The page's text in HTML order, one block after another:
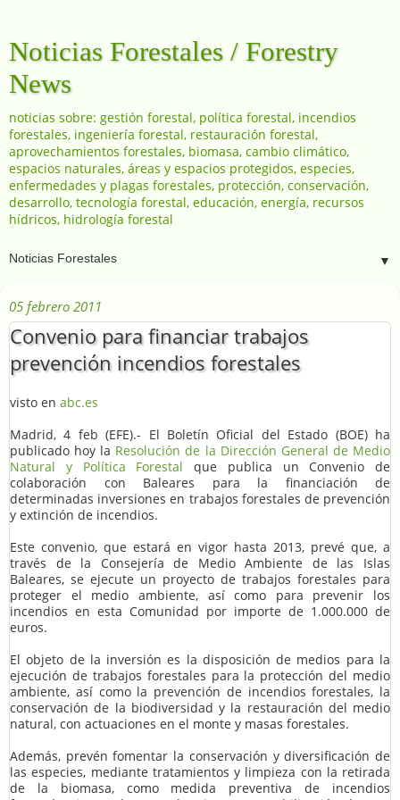
Noticias Forestales / Forestry
News
noticias sobre: gestión forestal, política forestal, incendios
forestales, ingeniería forestal, restauración forestal,
aprovechamientos forestales, biomasa, cambio climático,
espacios naturales, áreas y espacios protegidos, especies,
enfermedades y plagas forestales, protección, conservación,
desarrollo, tecnología forestal, educación, energía, recursos
hídricos, hidrología forestal
▼
05 febrero 2011
Convenio para financiar trabajos
prevención incendios forestales
visto en abc.es
Madrid, 4 feb (EFE).- El Boletín Oficial del Estado (BOE) ha
publicado hoy la Resolución de la Dirección General de Medio
Natural y Política Forestal que publica un Convenio de
colaboración con Baleares para la financiación de
determinadas inversiones en trabajos forestales de prevención
y extinción de incendios.
Este convenio, que estará en vigor hasta 2013, prevé que, a
través de la Consejería de Medio Ambiente de las Islas
Baleares, se ejecute un proyecto de trabajos forestales para
proteger el medio ambiente, así como para prevenir los
incendios en esta Comunidad por importe de 1.000.000 de
euros.
El objeto de la inversión es la disposición de medios para la
ejecución de trabajos forestales para la protección del medio
ambiente, así como la prevención de incendios forestales, la
conservación de la biodiversidad y la restauración del medio
natural, con actuaciones en el monte y masas forestales.
Además, prevén fomentar la conservación y diversificación de
las especies, mediante tratamientos y limpieza con la retirada
de la biomasa, como medida preventiva de incendios